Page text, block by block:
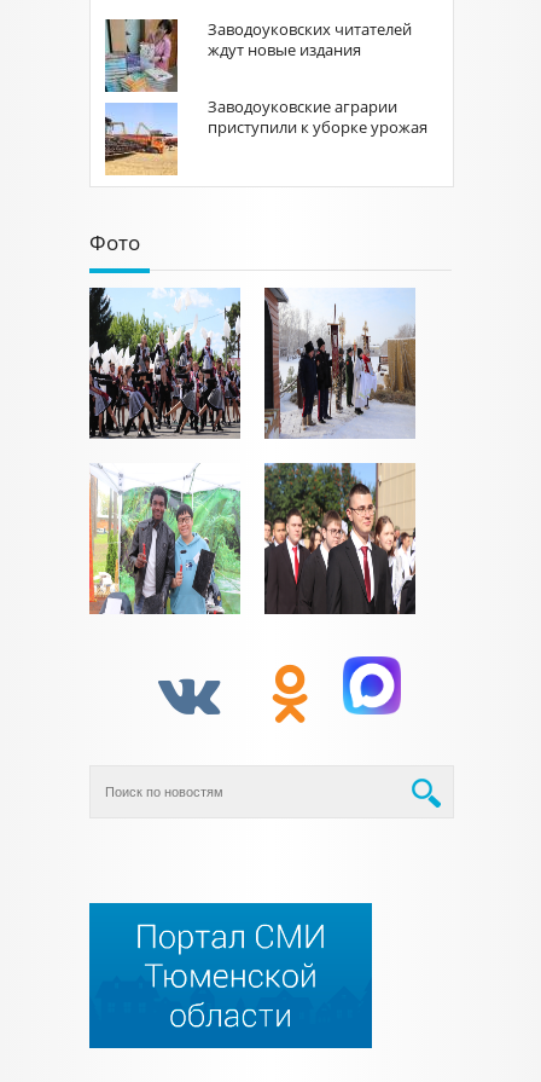
Заводоуковских читателей
ждут новые издания
Заводоуковские аграрии
приступили к уборке урожая
Фото